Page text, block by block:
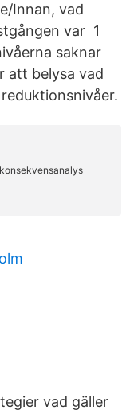
Innan, vad
var 1
saknar
att belysa vad
vad gäller